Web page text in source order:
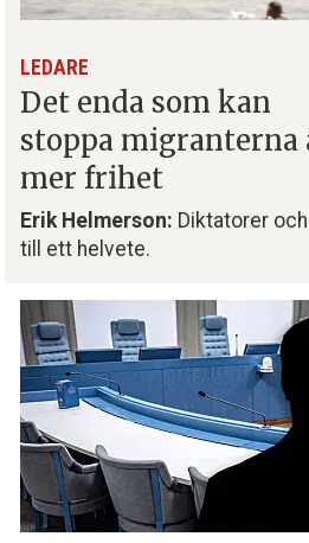
LEDARE
Det enda som kan
stoppa migranterna
mer frihet
Erik Helmerson: Diktatorer
till ett helvete.